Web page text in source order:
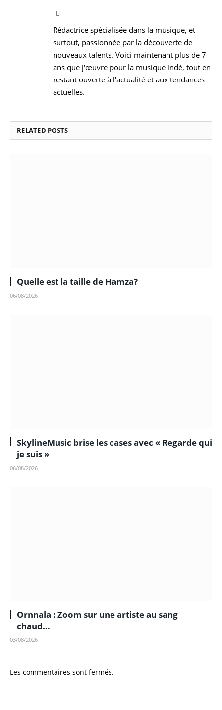
Rédactrice spécialisée dans la musique, et
surtout, passionnée par la découverte de
nouveaux talents. Voici maintenant plus de 7
ans que j'œuvre pour la musique indé, tout en
restant ouverte à l'actualité et aux tendances
actuelles.
RELATED POSTS
Quelle est la taille de Hamza?
06/08/2026
SkylineMusic brise les cases avec « Regarde qui
je suis »
06/08/2026
Ornnala : Zoom sur une artiste au sang
chaud…
03/08/2026
Les commentaires sont fermés.